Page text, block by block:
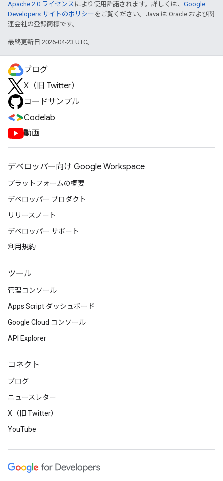
Apache 2.0 ライセンス により使用許諾されます。詳しくは、 Google
Developers サイトのポリシー をご覧ください。Java は Oracle および関
連会社の登録商標です。
最終更新日 2026-04-23 UTC。
ブログ
X（旧 Twitter）
コードサンプル
Codelab
動画
デベロッパー向け Google Workspace
プラットフォームの概要
デベロッパー プロダクト
リリースノート
デベロッパー サポート
利用規約
ツール
管理コンソール
Apps Script ダッシュボード
Google Cloud コンソール
API Explorer
コネクト
ブログ
ニュースレター
X（旧 Twitter）
YouTube